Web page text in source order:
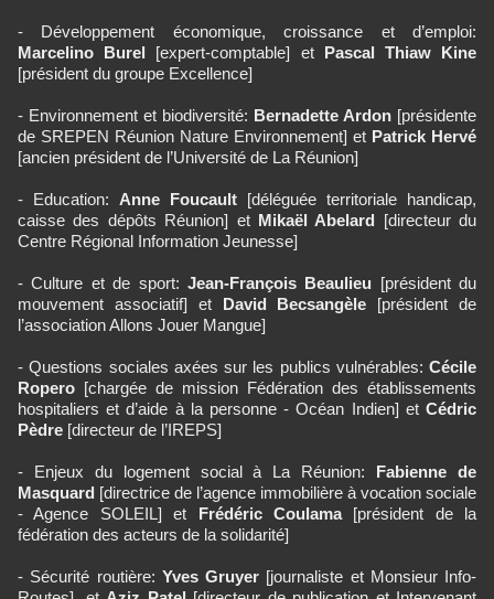
- Développement économique, croissance et d’emploi:
Marcelino Burel [expert-comptable] et Pascal Thiaw Kine
[président du groupe Excellence]
- Environnement et biodiversité: Bernadette Ardon [présidente
de SREPEN Réunion Nature Environnement] et Patrick Hervé
[ancien président de l’Université de La Réunion]
- Education: Anne Foucault [déléguée territoriale handicap,
caisse des dépôts Réunion] et Mikaël Abelard [directeur du
Centre Régional Information Jeunesse]
- Culture et de sport: Jean-François Beaulieu [président du
mouvement associatif] et David Becsangèle [président de
l’association Allons Jouer Mangue]
- Questions sociales axées sur les publics vulnérables: Cécile
Ropero [chargée de mission Fédération des établissements
hospitaliers et d’aide à la personne - Océan Indien] et Cédric
Pèdre [directeur de l’IREPS]
- Enjeux du logement social à La Réunion: Fabienne de
Masquard [directrice de l’agence immobilière à vocation sociale
- Agence SOLEIL] et Frédéric Coulama[président de la
fédération des acteurs de la solidarité]
- Sécurité routière: Yves Gruyer [journaliste et Monsieur Info-